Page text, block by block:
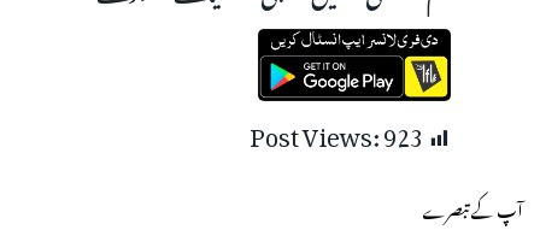
Post Views:923
آپ کے تبصرے